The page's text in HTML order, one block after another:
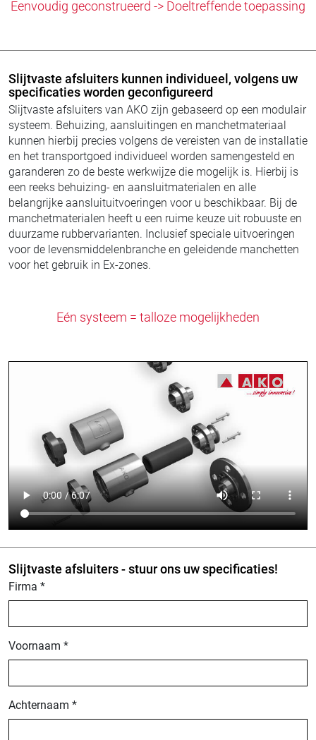
Eenvoudig geconstrueerd -> Doeltreffende toepassing
Slijtvaste afsluiters kunnen individueel, volgens uw
specificaties worden geconfigureerd
Slijtvaste afsluiters van AKO zijn gebaseerd op een modulair
systeem. Behuizing, aansluitingen en manchetmateriaal
kunnen hierbij precies volgens de vereisten van de installatie
en het transportgoed individueel worden samengesteld en
garanderen zo de beste werkwijze die mogelijk is. Hierbij is
een reeks behuizing- en aansluitmaterialen en alle
belangrijke aansluituitvoeringen voor u beschikbaar. Bij de
manchetmaterialen heeft u een ruime keuze uit robuuste en
duurzame rubbervarianten. Inclusief speciale uitvoeringen
voor de levensmiddelenbranche en geleidende manchetten
voor het gebruik in Ex-zones.
Eén systeem = talloze mogelijkheden
Slijtvaste afsluiters - stuur ons uw specificaties!
Firma *
Voornaam *
Achternaam *